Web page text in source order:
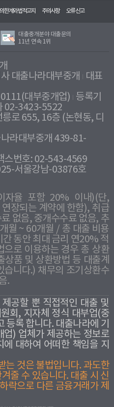
한계와법적고지 주의사항 오류신고
대출중개분야 대출문의
11년 연속 1위
대출나라대부중개
대표
대부중개업) 등록기
02-3423-5522
로 655, 16층 (논현동, 디
라대부중개 439-81-
스번호: 02-543-4569
서울강남-03876호
자율 포함 20% 이내)(단,
장되는 계약에 한함), 취급
없음, 중개수수료 없음, 추
월 ~ 60개월 / 총 대출 비용
동안 최대 금리 연20% 적
으로 이용하는 경우 총 상환
품 및 상환방법 등 대출계
습니다.) 채무의 조기상환수
.
공할 뿐 직접적인 대출 및
회, 지자체 정식 대부업(중
등록 합니다. 대출나라에 기
) 업체가 제공하는 정보로
대하여 어떠한 책임을 지
는 것은 불법입니다. 과도한
줄 수 있습니다. 대출 시 신
락으로 다른 금융거래가 제